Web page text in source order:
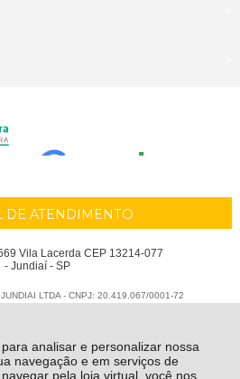
analisar e personalizar nossa
navegação e em serviços de
pela loja virtual, você nos
DE ATENDIMENTO
Vila Lacerda CEP 13214-077
- Jundiaí - SP
LTDA - CNPJ: 20.419.067/0001-72